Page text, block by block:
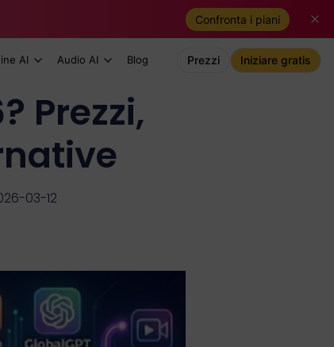
Confronta i piani
AI Audio AI Blog Prezzi Iniziare gratis
Prezzi,
03-12